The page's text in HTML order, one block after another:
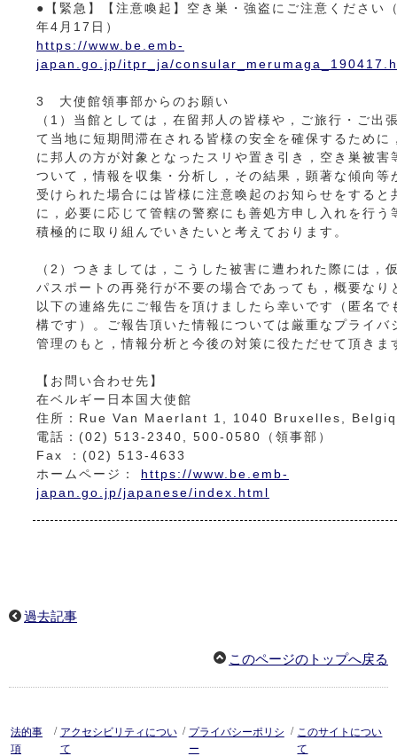
●【緊急】【注意喚起】空き巣・強盗にご注意ください
年4月17日）
https://www.be.emb-
japan.go.jp/itpr_ja/
3 大使館領事部からのお願い
（1）当館としては，在留邦人の皆様や，ご旅行・ご出
て当地に短期間滞在される皆様の安全を確保するために
に邦人の方が対象となったスリや置き引き，空き巣被害
ついて，情報を収集・分析し，その結果，顕著な傾向等
受けられた場合には皆様に注意喚起のお知らせをすると
に，必要に応じて管轄の警察にも善処方申し入れを行う
積極的に取り組んでいきたいと考えております。
（2）つきましては，こうした被害に遭われた際には，
パスポートの再発行が不要の場合であっても，概要なり
以下の連絡先にご報告を頂けましたら幸いです（匿名で
構です）。ご報告頂いた情報については厳重なプライバ
管理のもと，情報分析と今後の対策に役ただせて頂きま
【お問い合わせ先】
在ベルギー日本国大使館
住所：Rue Van Maerlant 1, 1040 Bruxelles,
電話：(02) 513-2340, 500-0580（領事部）
Fax ：(02) 513-4633
ホームページ： https://www.be.emb-
japan.go.jp/japanese/index.html
過去記事
このページのトップへ戻る
法的事
項
/ アクセシビリティについ
て
/ プライバシーポリシ
ー
/ このサイトについ
て